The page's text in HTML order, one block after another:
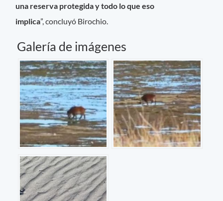
una reserva protegida y todo lo que eso
implica”, concluyó Birochio.
Galería de imágenes